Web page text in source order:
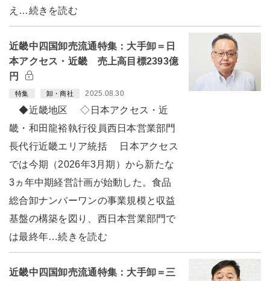
え…続きを読む
近畿中四国卸売流通特集：大手卸＝日
本アクセス・近畿 売上高目標2393億
円
特集 卸・商社 2025.08.30
◆近畿地区 ◇日本アクセス・近
畿・和田龍裕執行役員西日本営業部門
長代行近畿エリア統括 日本アクセス
では今期（2026年3月期）から新たな
3ヵ年中期経営計画が始動した。食品
総合卸ナンバーワンの事業規模と収益
基盤の構築を図り、西日本営業部門で
は最終年…続きを読む
近畿中四国卸売流通特集：大手卸＝三